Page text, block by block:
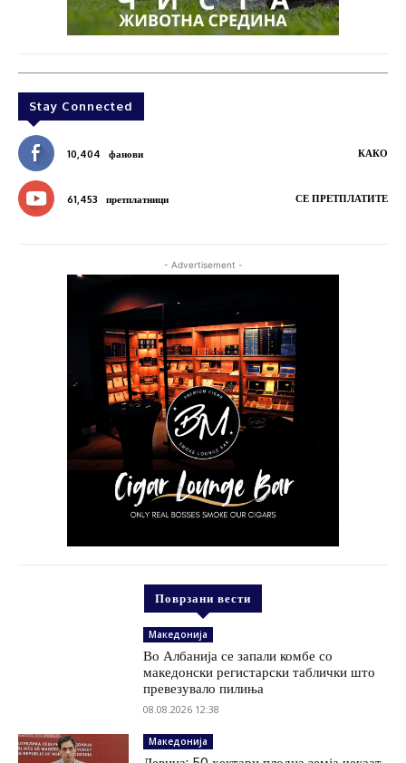
Stay Connected
10,404 фанови КАКО
61,453 претплатници СЕ ПРЕТПЛАТИТЕ
- Advertisement -
Поврзани вести
Македонија
Во Албанија се запали комбе со
македонски регистарски таблички што
превезувало пилиња
08.08.2026 12:38
Македонија